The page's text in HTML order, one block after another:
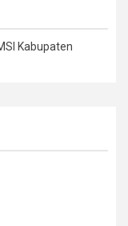
Kabupaten